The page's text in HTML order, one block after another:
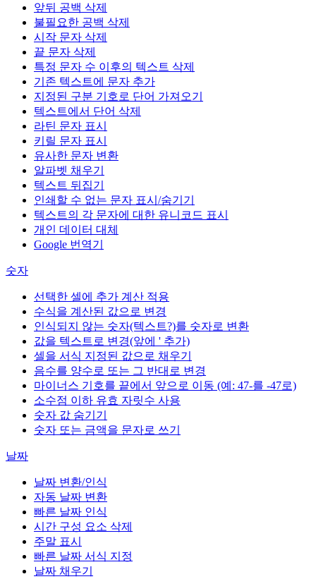
앞뒤 공백 삭제
불필요한 공백 삭제
시작 문자 삭제
끝 문자 삭제
특정 문자 수 이후의 텍스트 삭제
기존 텍스트에 문자 추가
지정된 구분 기호로 단어 가져오기
텍스트에서 단어 삭제
라틴 문자 표시
키릴 문자 표시
유사한 문자 변환
알파벳 채우기
텍스트 뒤집기
인쇄할 수 없는 문자 표시/숨기기
텍스트의 각 문자에 대한 유니코드 표시
개인 데이터 대체
Google 번역기
숫자
선택한 셀에 추가 계산 적용
수식을 계산된 값으로 변경
인식되지 않는 숫자(텍스트?)를 숫자로 변환
값을 텍스트로 변경(앞에 ' 추가)
셀을 서식 지정된 값으로 채우기
음수를 양수로 또는 그 반대로 변경
마이너스 기호를 끝에서 앞으로 이동 (예: 47-를 -47로)
소수점 이하 유효 자릿수 사용
숫자 값 숨기기
숫자 또는 금액을 문자로 쓰기
날짜
날짜 변환/인식
자동 날짜 변환
빠른 날짜 인식
시간 구성 요소 삭제
주말 표시
빠른 날짜 서식 지정
날짜 채우기